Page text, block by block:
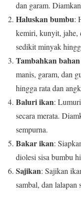
dan garam.
Haluskan bumbu:
kemiri, kunyit, jahe,
sedikit minyak
Tambahkan
manis, garam, dan
hingga rata dan
Baluri ikan:
secara merata.
sempurna.
Bakar ikan:
diolesi sisa bumbu
Sajikan: Sajikan
sambal, dan lalapan